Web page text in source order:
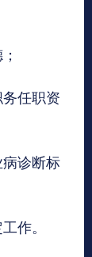
任职资
病诊断标
作。